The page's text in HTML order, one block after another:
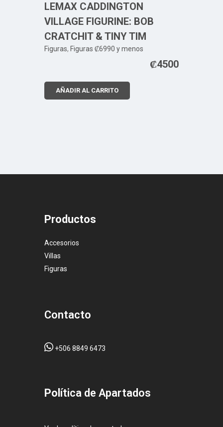
LEMAX CADDINGTON
VILLAGE FIGURINE: BOB
CRATCHIT & TINY TIM
Figuras, Figuras ₡6990 y menos
₡4500
AÑADIR AL CARRITO
Productos
Accesorios
Villas
Figuras
Contacto
+506 8849 6473
Pol ítica de Apartados